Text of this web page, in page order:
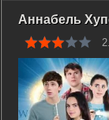
Аннабель